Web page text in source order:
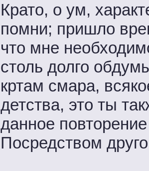
Крато, о ум,
помни; пришло
что мне
столь долго
кртам смара,
детства, это ты
данное
Посредством